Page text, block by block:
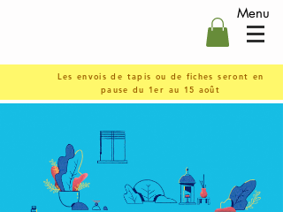
Menu
Les envois de tapis ou de fiches seront en
pause du 1er au 15 août